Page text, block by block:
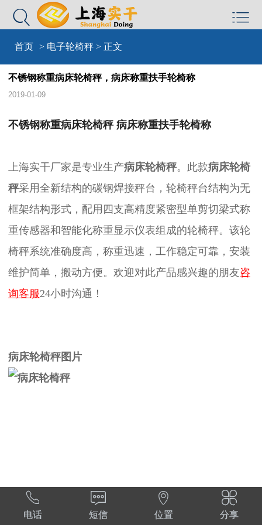


首页 > 电子轮椅秤 > 正文
不锈钢称重病床轮椅秤，病床称重扶手轮椅称
2019-01-09
不锈钢称重病床轮椅秤 病床称重扶手轮椅称
上海实干厂家是专业生产病床轮椅秤。此款病床轮椅
秤采用全新结构的碳钢焊接秤台，轮椅秤台结构为无
框架结构形式，配用四支高精度紧密型单剪切梁式称
重传感器和智能化称重显示仪表组成的轮椅秤。该轮
椅秤系统准确度高，称重迅速，工作稳定可靠，安装
维护简单，搬动方便。 欢迎对此产品感兴趣的朋友咨
询客服24小时沟通！
病床轮椅秤图片

电话

短信

位置

分享